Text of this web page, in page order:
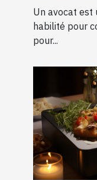
Un avocat est
habilité pour
pour...